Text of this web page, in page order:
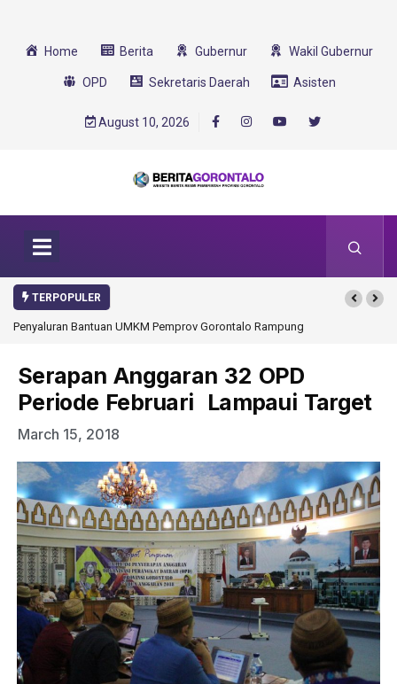
Home Berita Gubernur Wakil Gubernur
OPD Sekretaris Daerah Asisten
August 10, 2026
TERPOPULER
Bantuan UMKM Pemprov Gorontalo RampungGorontalo Ikut Dukung
Serapan Anggaran 32 OPD
Periode Februari Lampaui Target
March 15, 2018